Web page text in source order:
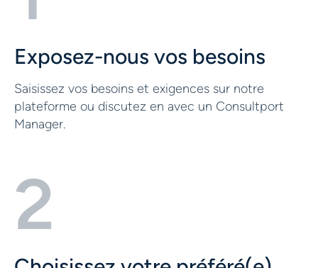
Exposez-nous vos besoins
Saisissez vos besoins et exigences sur notre
plateforme ou discutez en avec un Consultport
Manager.
2